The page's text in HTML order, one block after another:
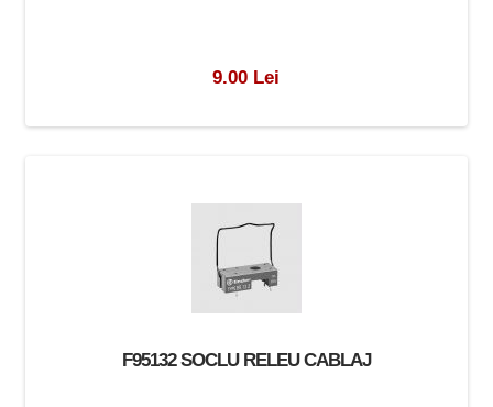
9.00 Lei
F95132 SOCLU RELEU CABLAJ